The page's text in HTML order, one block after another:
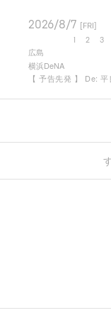
2026/8/7 [FRI]
2 3
広島
横浜DeNA
【 予告先発 】 De: